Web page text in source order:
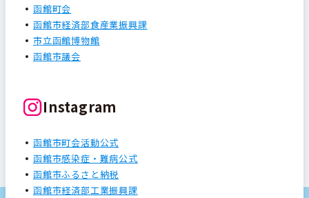
函館町会
函館市経済部食産業振興課
市立函館博物館
函館市議会
Instagram
函館市町会活動公式
函館市感染症・難病公式
函館市ふるさと納税
函館市経済部工業振興課